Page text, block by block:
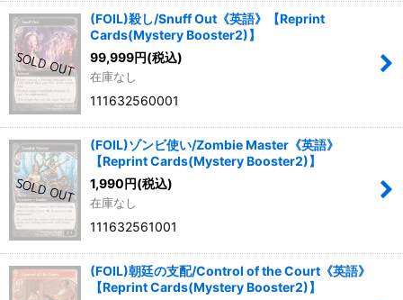
(FOIL)殺し/Snuff Out《英語》【Reprint
Cards(Mystery Booster2)】
99,999円(税込)
在庫なし
111632560001
(FOIL)ゾンビ使い/Zombie Master《英語》
【Reprint Cards(Mystery Booster2)】
1,990円(税込)
在庫なし
111632561001
(FOIL)朝廷の支配/Control of the Court《英語》
【Reprint Cards(Mystery Booster2)】